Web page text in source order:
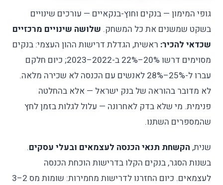
גופי המימון — בנקים וחוץ-בנקאיים — עורכים שינויים
בשקט שמשנים את כל המשחק. שלושה שינויים מרכזיים
שכדאי להכיר: ראשית, הגדלת דרישות ההון העצמי: בנקים
מסוימים דרשו 20%–22% ב-2022–2023; כיום חלקם
עברו ל-25%–28% לאנשים עם הכנסה לא שכירה מלאה.
לא מדובר בהוראה של בנק ישראל — אלא בהחלטה
פנימית. מי שלא בדק לאחרונה — עלול לגלות בזמן לחץ
שהמספרים השתנו.
שנית, הקשחת תנאי הכנסה לעצמאים ובעלי עסקים.
בשנות הסגר, בנקים הקלו בדרישות הוכחת הכנסה
לעצמאים. כיום החזרנו לדרישות מחמירות: שומות מס 2–3